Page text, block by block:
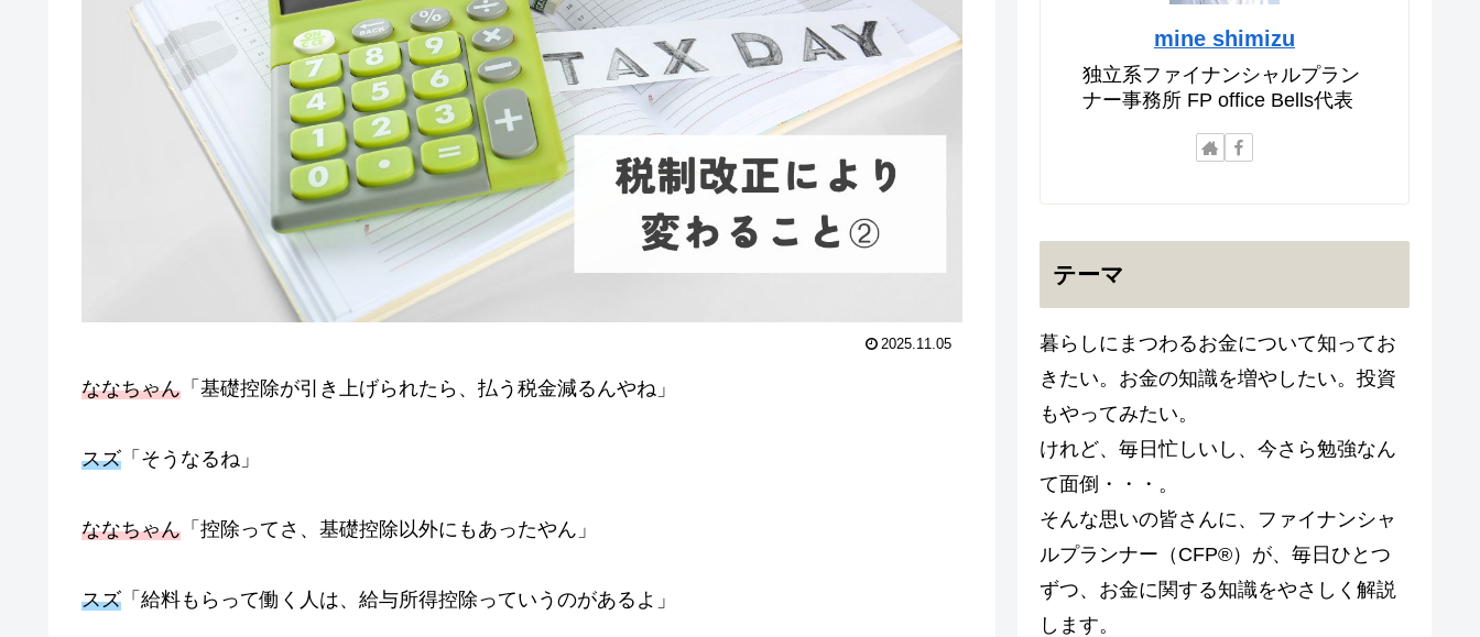
2025.11.05
ななちゃん 「基礎控除が引き上げられたら、払う税金減るんやね」
スズ 「そうなるね」
ななちゃん 「控除ってさ、基礎控除以外にもあったやん」
スズ 「給料もらって働く人は、給与所得控除っていうのがあるよ」
mine shimizu
独立系ファイナンシャルプラン
ナー事務所 FP office Bells代表
テーマ
暮らしにまつわるお金について知ってお
きたい。お金の知識を増やしたい。投資
もやってみたい。
けれど、毎日忙しいし、今さら勉強なん
て面倒・・・。
そんな思いの皆さんに、ファイナンシャ
ルプランナー（CFP®）が、毎日ひとつ
ずつ、お金に関する知識をやさしく解説
します。